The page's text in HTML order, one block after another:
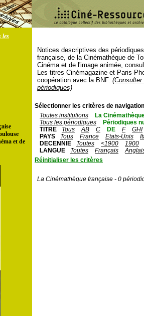
les
et de
Notices descriptives des
française, de la Cinémathèque de
Cinéma et de l'image animée,
Les titres Cinémagazine et Paris-
coopération avec la BNF.
périodiques)
Sélectionner les critères de
Toutes institutions
La
Tous les périodiques
Périodiques
TITRE
Tous AB C DE F
GHI
PAYS
Tous France Etats-Unis
DECENNIE
Toutes <1900
1900
LANGUE
Toutes Français
Réinitialiser les critères
La Cinémathèque française - 0